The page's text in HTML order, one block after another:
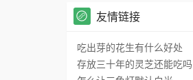
友情链接
吃出芽的花生有什么好处
存放三十年的灵芝还能吃吗